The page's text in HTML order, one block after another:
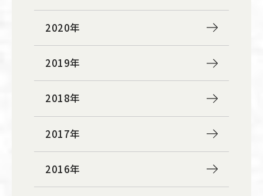
2020年
2019年
2018年
2017年
2016年